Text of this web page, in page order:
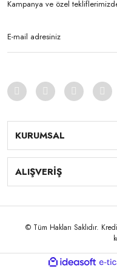
Kampanya ve özel
KURUMSAL
ALIŞVERİŞ
© Tüm Hakları Saklıdır.